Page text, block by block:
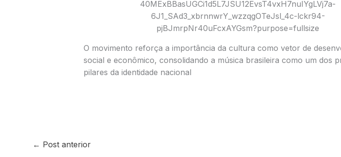
O movimento reforça a importância da cultura como vetor de
social e econômico, consolidando a música brasileira como um dos
pilares da identidade nacional
← Post anterior